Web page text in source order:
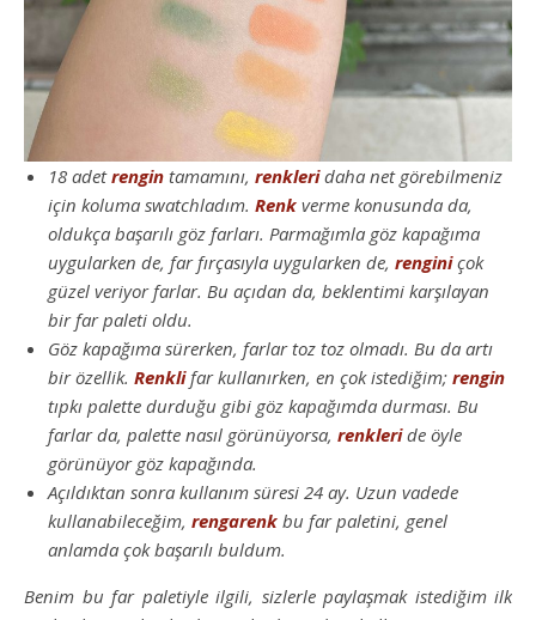
18 adetrengin tamamını, renkleridaha net görebilmeniz
için koluma swatchladım. Renk verme konusunda da,
oldukça başarılı göz farları. Parmağımla göz kapağıma
uygularken de, far fırçasıyla uygularken de, renginiçok
güzel veriyor farlar. Bu açıdan da, beklentimi karşılayan
bir far paleti oldu.
Göz kapağıma sürerken, farlar toz toz olmadı. Bu da artı
bir özellik. Renklifar kullanırken, en çok istediğim; rengin
tıpkı palette durduğu gibi göz kapağımda durması. Bu
farlar da, palette nasıl görünüyorsa, renkleride öyle
görünüyor göz kapağında.
Açıldıktan sonra kullanım süresi 24 ay. Uzun vadede
kullanabileceğim, rengarenk bu far paletini, genel
anlamda çok başarılı buldum.
Benim bu far paletiyle ilgili, sizlerle paylaşmak istediğim ilk